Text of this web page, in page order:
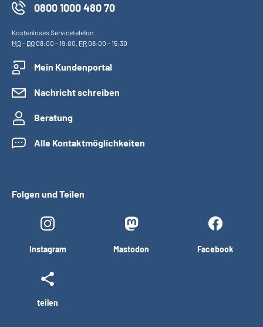
0800 1000 480 70
Kostenloses Servicetelefon
MO- DO08:00 - 19:00, FR08:00 - 15:30
Mein Kundenportal
Nachricht schreiben
Beratung
Alle Kontaktmöglichkeiten
Folgen und Teilen
Instagram Mastodon Facebook
teilen